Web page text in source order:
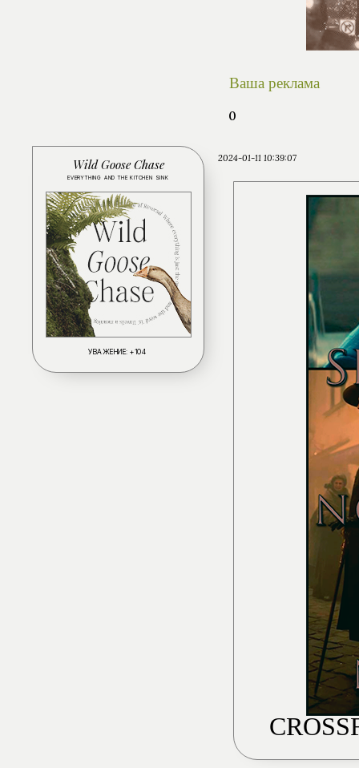
Ваша реклама
0
2024-01-11 10:39:07
Wild Goose Chase
EVERYTHING AND THE KITCHEN SINK
УВАЖЕНИЕ: +104